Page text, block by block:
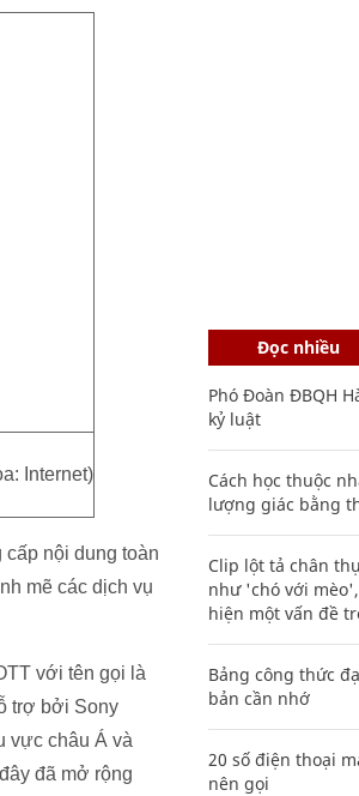
Internet)
nội dung toàn
mẽ các dịch vụ
với tên gọi là
trợ bởi Sony
vực châu Á và
đã mở rộng
Đọc nhiều
Phó Đoàn ĐBQH
kỷ luật
Cách học thuộc
lượng giác bằng
Clip lột tả chân
như 'chó với
hiện một vấn đề
Bảng công thức
bản cần nhớ
20 số điện thoại
nên gọi